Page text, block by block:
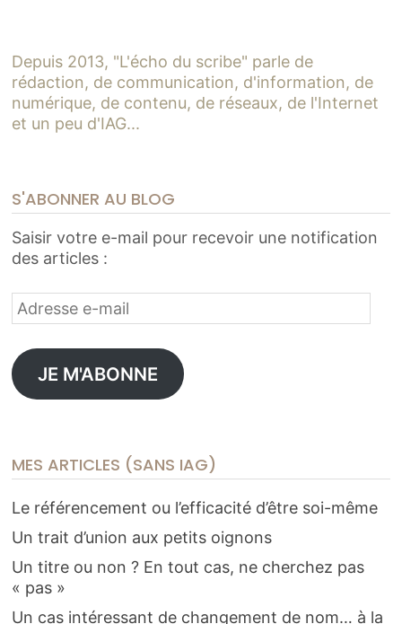
Depuis 2013, "L'écho du scribe" parle de
rédaction, de communication, d'information, de
numérique, de contenu, de réseaux, de l'Internet
et un peu d'IAG...
S'ABONNER AU BLOG
Saisir votre e-mail pour recevoir une notification
des articles :
Adresse
e-
mail
JE M'ABONNE
MES ARTICLES (SANS IAG)
Le référencement ou l’efficacité d’être soi-même
Un trait d’union aux petits oignons
Un titre ou non ? En tout cas, ne cherchez pas
« pas »
Un cas intéressant de changement de nom… à la